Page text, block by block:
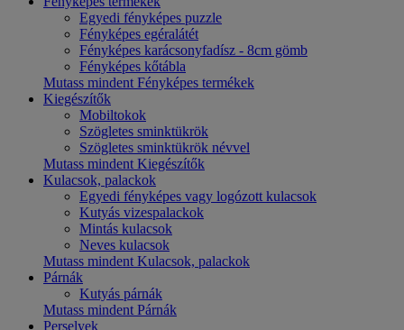
Egyedi fényképes puzzle
Fényképes egéralátét
Fényképes karácsonyfadísz - 8cm gömb
Fényképes kőtábla
Mutass mindent Fényképes termékek
Kiegészítők
Mobiltokok
Szögletes sminktükrök
Szögletes sminktükrök névvel
Mutass mindent Kiegészítők
Kulacsok, palackok
Egyedi fényképes vagy logózott kulacsok
Kutyás vizespalackok
Mintás kulacsok
Neves kulacsok
Mutass mindent Kulacsok, palackok
Párnák
Kutyás párnák
Mutass mindent Párnák
Perselyek